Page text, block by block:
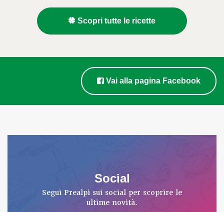
Scopri tutte le ricette
Vai alla pagina Facebook
Social
Segui Prealpi sui social per scoprire le
ultime novità.